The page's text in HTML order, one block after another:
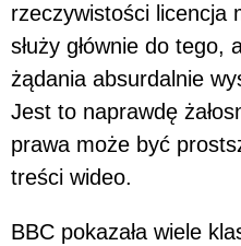
rzeczywistości licencja
służy głównie do tego,
żądania absurdalnie
Jest to naprawdę
prawa może być
treści wideo.
BBC pokazała wiele